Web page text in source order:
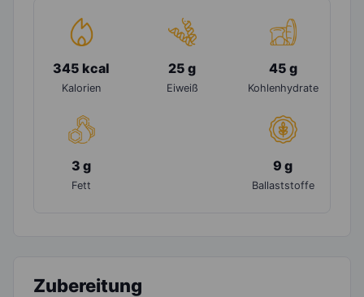
345 kcal
Kalorien
25 g
Eiweiß
45 g
Kohlenhydrate
3 g
Fett
9 g
Ballaststoffe
Zubereitung